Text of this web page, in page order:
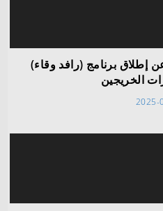
إطلاق برنامج (رافد وقاء)
الخريجين
2025-